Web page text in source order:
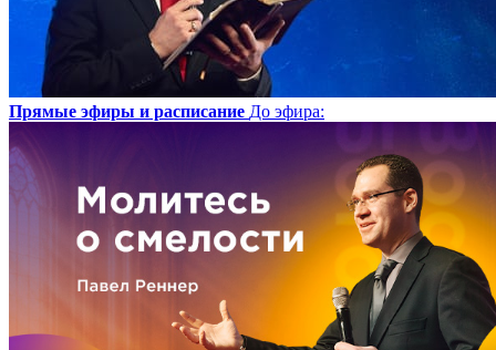
Прямые эфиры и расписание До эфира: